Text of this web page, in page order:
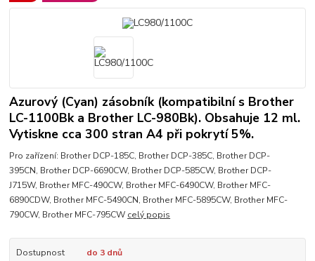
Azurový (Cyan) zásobník (kompatibilní s Brother
LC-1100Bk a Brother LC-980Bk). Obsahuje 12 ml.
Vytiskne cca 300 stran A4 při pokrytí 5%.
Pro zařízení: Brother DCP-185C, Brother DCP-385C, Brother DCP-
395CN, Brother DCP-6690CW, Brother DCP-585CW, Brother DCP-
J715W, Brother MFC-490CW, Brother MFC-6490CW, Brother MFC-
6890CDW, Brother MFC-5490CN, Brother MFC-5895CW, Brother MFC-
790CW, Brother MFC-795CW celý popis
Dostupnost do 3 dnů